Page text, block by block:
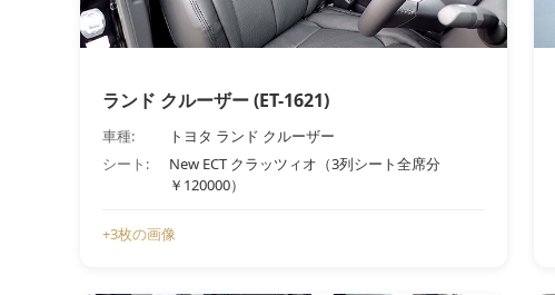
ランド クルーザー (ET-1621)
車種:
トヨタ ランド クルーザー
シート:
New ECT クラッツィオ（3列シート全席分
￥120000）
+3枚の画像